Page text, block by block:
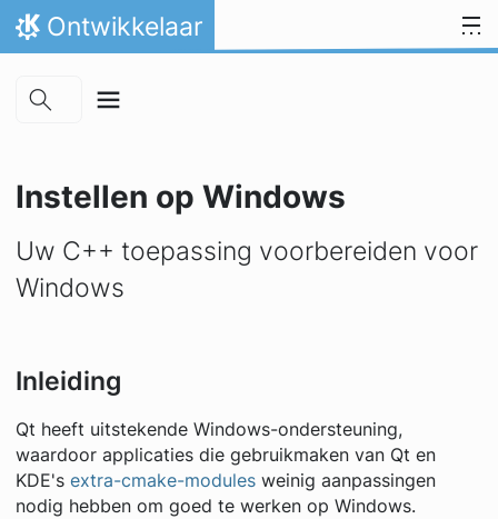
Skip to main content
Spring naar inhoud
Thuis
Ontwikkelaar
Instellen op Windows
Uw C++ toepassing voorbereiden voor
Windows
Inleiding
Qt heeft uitstekende Windows-ondersteuning,
waardoor applicaties die gebruikmaken van Qt en
KDE's extra-cmake-modulesweinig aanpassingen
nodig hebben om goed te werken op Windows.